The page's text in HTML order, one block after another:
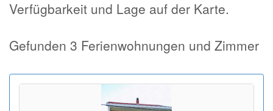
Verfügbarkeit und Lage auf der Karte.
Gefunden 3 Ferienwohnungen und Zimmer